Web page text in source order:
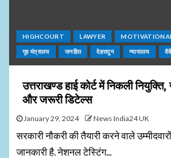
HIGHCOURT LAWYER MOTIVATIONAL
गृह मंत्रालय जनहित देहरादून न्यायालय
उत्तराखण्ड हाई कोर्ट में निकली
और जरूरी डिटेल्स
January 29, 2024 News India24 UK
सरकारी नौकरी की तैयारी करने वाले
जानकारी है. नेशनल टेस्टिंग...